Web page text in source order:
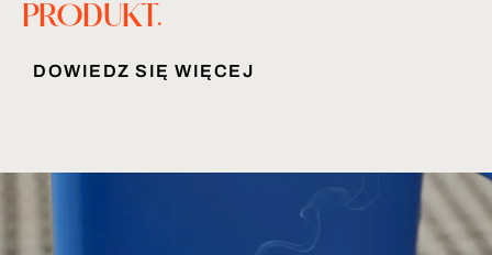
PRODUKT.
DOWIEDZ SIĘ WIĘCEJ